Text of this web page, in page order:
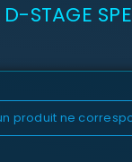
STAGE
produit ne